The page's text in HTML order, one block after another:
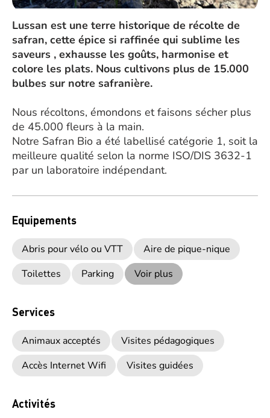
Lussan est une terre historique de récolte de
safran, cette épice si raffinée qui sublime les
saveurs , exhausse les goûts, harmonise et
colore les plats. Nous cultivons plus de 15.000
bulbes sur notre safranière.
Nous récoltons, émondons et faisons sécher plus
de 45.000 fleurs à la main.
Notre Safran Bio a été labellisé catégorie 1, soit la
meilleure qualité selon la norme ISO/DIS 3632-1
par un laboratoire indépendant.
Equipements
Abris pour vélo ou VTT
Aire de pique-nique
Toilettes
Parking Voir plus
Services
Animaux acceptés
Visites pédagogiques
Accès Internet Wifi
Visites guidées
Activités